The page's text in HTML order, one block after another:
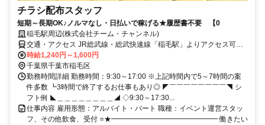
チラシ配布スタッフ
短期～長期OK♪ノルマなし・日払いで稼げる★履歴書不要 【0
稲毛駅周辺(株式会社チーム・チャンネル)
交通・アクセス JR総武線・総武快速線「稲毛駅」よりアクセス可／
駅近5分以内 ※直行直帰OK
時給1,240円～1,600円
千葉県千葉市稲毛区
勤務時間詳細 勤務時間：9:30～17:00 ※上記時間内で5～7時間の案
件多数 ┗3時間で終了するお仕事もあり◎ ◤￣￣￣￣￣￣￣￣◥ シ
フト例 ◣＿＿＿＿＿＿＿＿◢ ◇9:30～17:30...
仕事内容 雇用形態：アルバイト・パート 職種：イベント運営スタッ
フ、その他飲食、受付 ⭐★━━━━━━━━━━━━━━━ 働きたい